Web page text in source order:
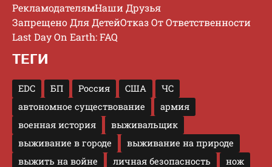
РекламодателямНаши Друзья
Запрещено Для ДетейОтказ От Ответственности
Last Day On Earth: FAQ
ТЕГИ
EDC БП Россия США
ЧС
автономное существование
армия
военная история
выживальщик
выживание в городе
выживание на природе
выжить на войне
личная безопасность нож